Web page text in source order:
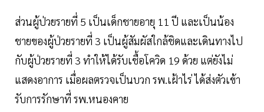
ส่วนผู้ป่วยรายที่ 5 เป็นเด็กชายอายุ 11 ปี และเป็นน้อง
ชายของผู้ป่วยรายที่ 3 เป็นผู้สัมผัสใกล้ชิดและเดินทางไป
กับผู้ป่วยรายที่ 3 ทำให้ได้รับเชื้อโควิด 19 ด้วย แต่ยังไม่
แสดงอาการ เมื่อผลตรวจเป็นบวก รพ.เฝ้าไร่ ได้ส่งตัวเข้า
รับการรักษาที่ รพ.หนองคาย